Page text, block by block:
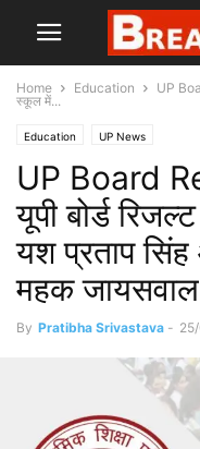
Home Education
UP
स्कूल में...
Education UP News
UP Board
यूपी बोर्ड
यश प्रताप
महक जायसवाल
By Pratibha Srivastava -